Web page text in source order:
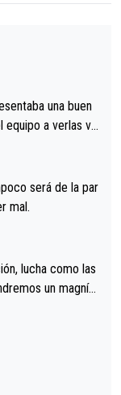
una buen
equipo a verlas ve
Más en San Seb
podríamos ten
será de la par
mal.
lucha como las
un magnífi